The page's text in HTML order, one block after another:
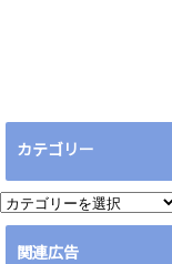
カテゴリー
カ
テ
関連広告